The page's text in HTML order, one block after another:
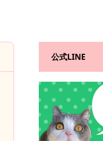
公式LINE